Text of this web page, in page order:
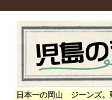
日本一の岡山 ジーンズ。